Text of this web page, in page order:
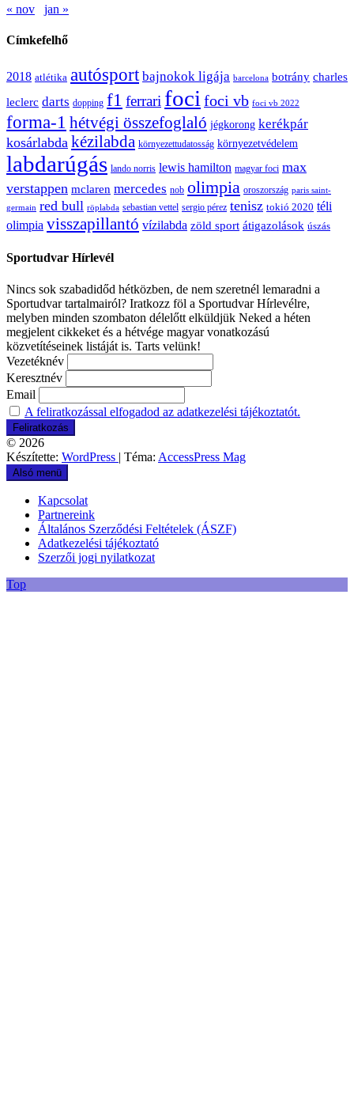
« nov
jan »
Címkefelhő
2018 atlétika autósport bajnokok ligája barcelona botrány charles
leclerc darts dopping f1 ferrari foci foci vb foci vb 2022
forma-1 hétvégi összefoglaló jégkorong kerékpár
kosárlabda kézilabda környezettudatosság környezetvédelem
labdarúgás lando norris lewis hamilton magyar foci max
verstappen mclaren mercedes nob olimpia oroszország paris saint-
germain red bull röplabda sebastian vettel sergio pérez tenisz tokió 2020 téli
olimpia visszapillantó vízilabda zöld sport átigazolások úszás
Sportudvar Hírlevél
Nincs sok szabadidőd hétközben, de nem szeretnél lemaradni a
Sportudvar tartalmairól? Iratkozz föl a Sportudvar Hírlevélre,
melyben minden szombaton délelőtt elküldjük Neked a héten
megjelent cikkeket és a hétvége magyar vonatkozású
közvetítéseinek listáját is. Tarts velünk!
Vezetéknév
Keresztnév
Email
A feliratkozással elfogadod az adatkezelési tájékoztatót.
© 2026
Készítette: WordPress | Téma: AccessPress Mag
Alsó menü
Kapcsolat
Partnereink
Általános Szerződési Feltételek (ÁSZF)
Adatkezelési tájékoztató
Szerzői jogi nyilatkozat
Top